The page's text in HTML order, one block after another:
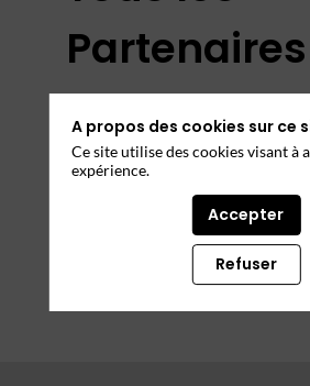
Partenaires
A propos des cookies sur ce
Ce site utilise des cookies visant à
expérience.
Accepter
Refuser